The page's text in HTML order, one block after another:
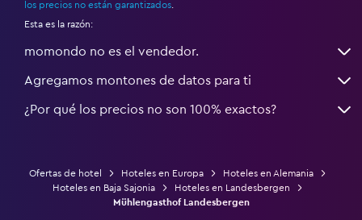
los precios no están garantizados
Esta es la razón:
momondo no es el vendedor.
Agregamos montones de datos para ti
¿Por qué los precios no son 100% exactos?
Ofertas de hotel Hoteles en Europa
Hoteles en Alemania
Hoteles en Baja Sajonia
Hoteles en Landesbergen
Mühlengasthof Landesbergen